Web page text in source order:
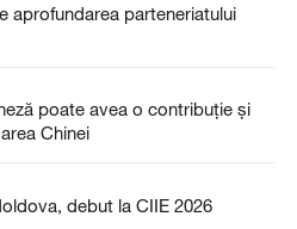
aprofundarea parteneriatului
poate avea o contribuție și
Chinei
debut la CIIE 2026